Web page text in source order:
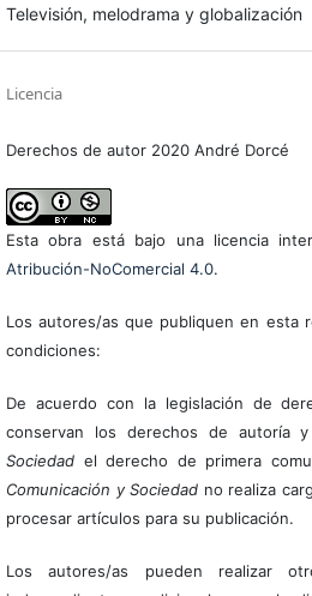
Televisión, melodrama y globalización
Licencia
Derechos de autor 2020 André Dorcé
Esta obra está bajo una licencia
Atribución-NoComercial 4.0.
Los autores/as que publiquen en esta
condiciones:
De acuerdo con la legislación de
conservan los derechos de autoría
Sociedadel derecho de primera
Comunicación y Sociedad no realiza
procesar artículos para su publicación.
Los autores/as pueden realizar